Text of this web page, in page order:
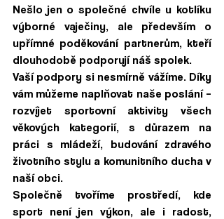
Nešlo jen o společné chvíle u kotlíku
výborné vaječiny, ale především o
upřímné poděkování partnerům, kteří
dlouhodobě podporují náš spolek.
Vaší podpory si nesmírně vážíme. Díky
vám můžeme naplňovat naše poslání –
rozvíjet sportovní aktivity všech
věkových kategorií, s důrazem na
práci s mládeží, budování zdravého
životního stylu a komunitního ducha v
naší obci.
Společně tvoříme prostředí, kde
sport není jen výkon, ale i radost,